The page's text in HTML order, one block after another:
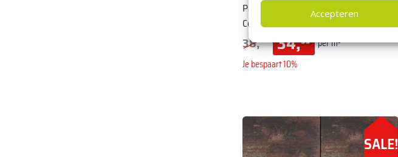
Accepteren
Patio Square 60x60 tegel Metallica
Corten
38, 34,95 per m²
Je bespaart 10%
SALE!